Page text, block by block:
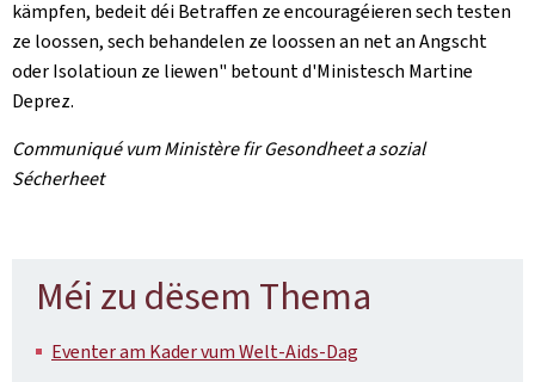
kämpfen, bedeit déi Betraffen ze encouragéieren sech testen
ze loossen, sech behandelen ze loossen an net an Angscht
oder Isolatioun ze liewen" betount d'Ministesch Martine
Deprez.
Communiqué vum Ministère fir Gesondheet a sozial
Sécherheet
Méi zu dësem Thema
Eventer am Kader vum Welt-Aids-Dag